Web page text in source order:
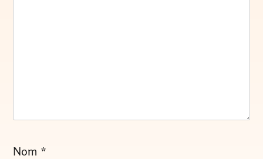
Nom *